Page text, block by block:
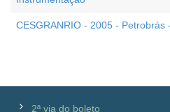
CESGRANRIO - 2005 -
2ª via do boleto